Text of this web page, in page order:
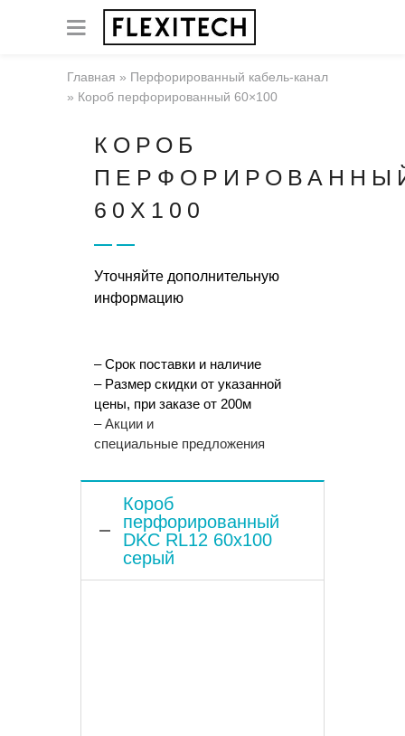
Главная » Перфорированный кабель-канал
» Короб перфорированный 60×100
КОРОБ
60X100
Уточняйте дополнительную
информацию
– Срок поставки и наличие
– Размер скидки от указанной
цены, при заказе от 200м
– Акции и
специальные предложения
Короб
перфорированный
DKC RL12 60х100
серый